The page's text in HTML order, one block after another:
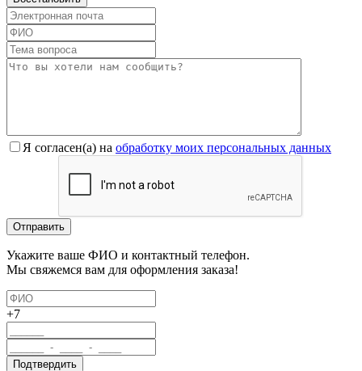
Я согласен(a) на обработку моих персональных данных
Укажите ваше ФИО и контактный телефон.
Мы свяжемся вам для оформления заказа!
+7